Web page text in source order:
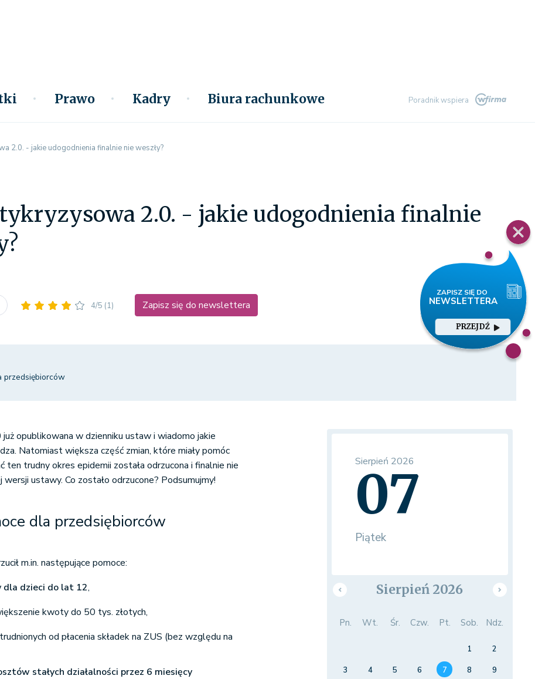
Prawo Kadry Biura rachunkowe Poradnik wspiera
PRZEJDŹ
2.0. - jakie udogodnienia finalnie nie weszły?
2.0. - jakie udogodnienia finalnie
4/5 (1) Zapisz się do newslettera
przedsiębiorców
opublikowana w dzienniku ustaw i wiadomo jakie
Natomiast większa część zmian, które miały pomóc
ten trudny okres epidemii została odrzucona i finalnie nie
ustawy. Co zostało odrzucone? Podsumujmy!
dla przedsiębiorców
m.in. następujące pomoce:
dla dzieci do lat 12,
kwoty do 50 tys. złotych,
od płacenia składek na ZUS (bez względu na
stałych działalności przez 6 miesięcy
Sierpień 2026
07
Piątek
Sierpień 2026
Pn. Wt. Śr. Czw. Pt. Sob. Ndz.
1
2
3
4 5 6 7 8
9